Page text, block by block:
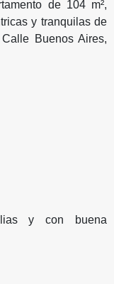
de 104 m²,
y tranquilas de
Buenos Aires,
y con buena